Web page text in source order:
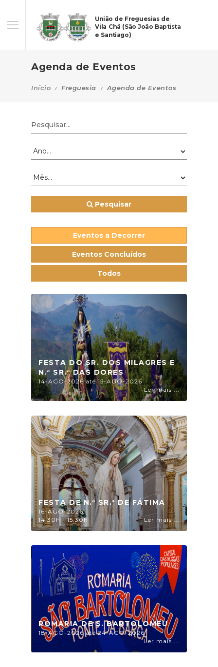
União de Freguesias de
Vila Chã (São João Baptista
e Santiago)
Agenda de Eventos
Início Freguesia Agenda de Eventos
Pesquisar
Eventos a Decorrer
Eventos Concluídos
Todos
FESTA DO SR. DOS MILAGRES E
N.ª SR.ª DAS DORES
14-AGO-2026 até 15-AGO-2026
Ler mais ...
FESTA DE N.ª SR.ª DE FÁTIMA
16-AGO-2026
14:30h - 15:30h
Ler mais ...
ROMARIA DE S. BARTOLOMEU
18-AGO-2026 até 24-AGO-2026
Ler mais ...